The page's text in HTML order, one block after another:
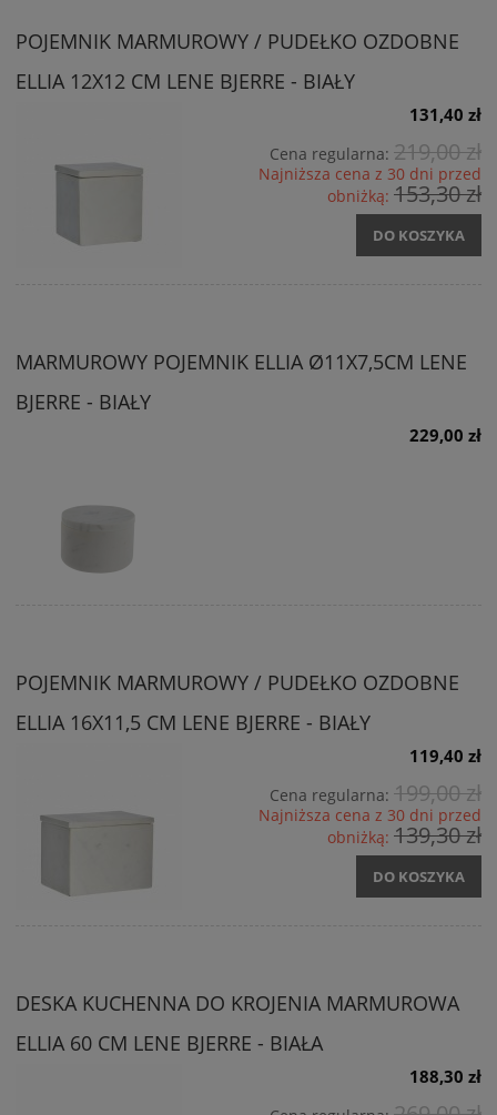
POJEMNIK MARMUROWY / PUDEŁKO OZDOBNE
ELLIA 12X12 CM LENE BJERRE - BIAŁY
131,40 zł
Cena regularna: 219,00 zł
Najniższa cena z 30 dni przed
obniżką: 153,30 zł
DO KOSZYKA
MARMUROWY POJEMNIK ELLIA Ø11X7,5CM LENE
BJERRE - BIAŁY
229,00 zł
POJEMNIK MARMUROWY / PUDEŁKO OZDOBNE
ELLIA 16X11,5 CM LENE BJERRE - BIAŁY
119,40 zł
Cena regularna: 199,00 zł
Najniższa cena z 30 dni przed
obniżką: 139,30 zł
DO KOSZYKA
DESKA KUCHENNA DO KROJENIA MARMUROWA
ELLIA 60 CM LENE BJERRE - BIAŁA
188,30 zł